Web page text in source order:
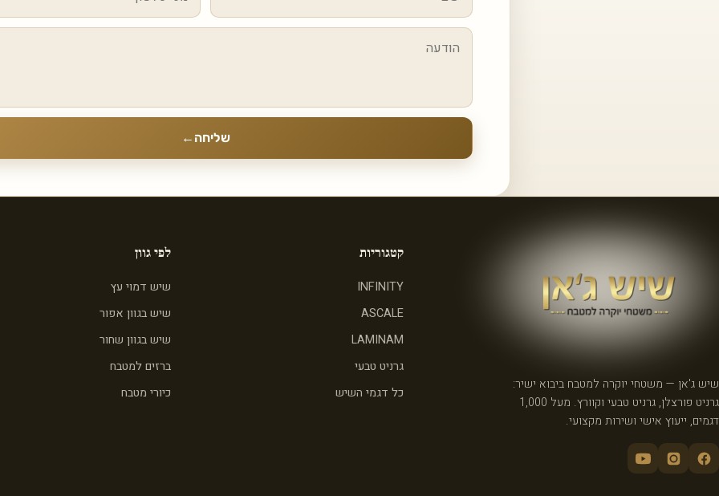
שליחה ←
שיש ג'אן — משטחי יוקרה למטבח ביבוא ישיר:
גרניט פורצלן, גרניט טבעי וקוורץ. מעל 1,000
דגמים, ייעוץ אישי ושירות מקצועי.
קטגוריות
INFINITY
ASCALE
LAMINAM
גרניט טבעי
כל דגמי השיש
לפי גוון
שיש דמוי עץ
שיש בגוון אפור
שיש בגוון שחור
ברזים למטבח
כיורי מטבח